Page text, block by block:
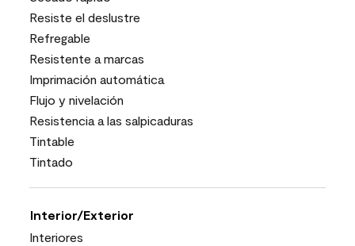
Resiste el deslustre
Refregable
Resistente a marcas
Imprimación automática
Flujo y nivelación
Resistencia a las salpicaduras
Tintable
Tintado
Interior/Exterior
Interiores